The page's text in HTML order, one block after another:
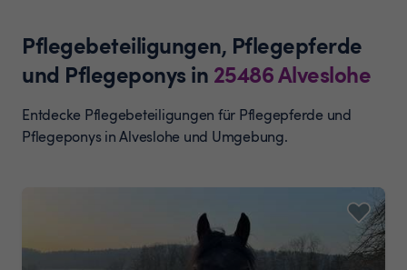
Pflegebeteiligungen, Pflegepferde
und Pflegeponys in 25486Alveslohe
Entdecke Pflegebeteiligungen für Pflegepferde und
Pflegeponys in Alveslohe und Umgebung.